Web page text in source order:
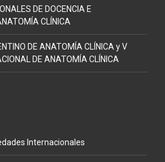
DE DOCENCIA E
CLÍNICA
DE ANATOMÍA CLÍNICA y V
DE ANATOMÍA CLÍNICA
Internacionales